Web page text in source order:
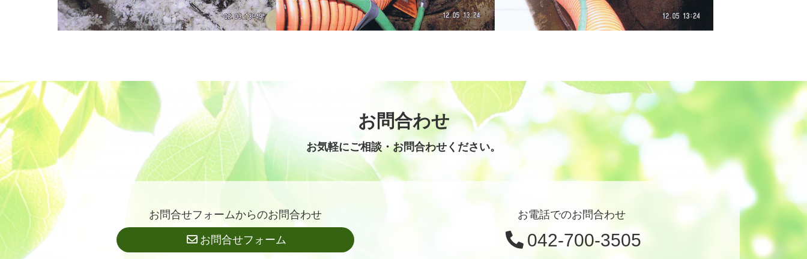
お問合わせ
お気軽にご相談・お問合わせください。
お問合せフォームからのお問合わせ
お問合せフォーム
お電話でのお問合わせ
042-700-3505